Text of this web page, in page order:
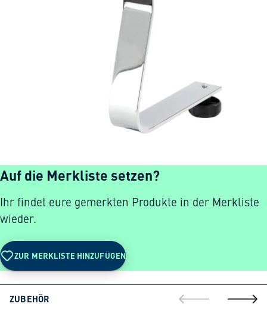
Auf die Merkliste setzen?
Ihr findet eure gemerkten Produkte in der Merkliste
wieder.
ZUR MERKLISTE HINZUFÜGEN
ZUBEHÖR
gehe zur gehe